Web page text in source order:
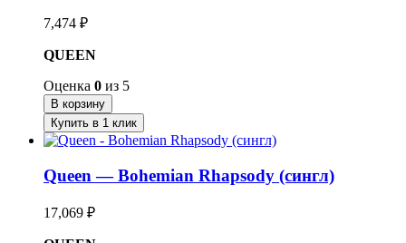
7,474 ₽
QUEEN
Оценка 0 из 5
В корзину
Купить в 1 клик
Queen — Bohemian Rhapsody (сингл)
17,069 ₽